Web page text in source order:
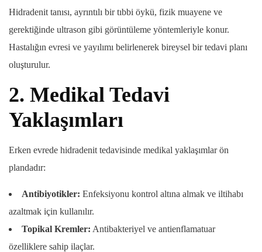
Hidradenit tanısı, ayrıntılı bir tıbbi öykü, fizik muayene ve
gerektiğinde ultrason gibi görüntüleme yöntemleriyle konur.
Hastalığın evresi ve yayılımı belirlenerek bireysel bir tedavi planı
oluşturulur.
2. Medikal Tedavi
Yaklaşımları
Erken evrede hidradenit tedavisinde medikal yaklaşımlar ön
plandadır:
Antibiyotikler: Enfeksiyonu kontrol altına almak ve iltihabı
azaltmak için kullanılır.
Topikal Kremler: Antibakteriyel ve antienflamatuar
özelliklere sahip ilaçlar.